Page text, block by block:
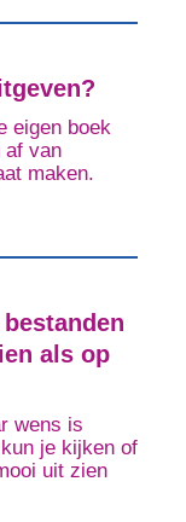
eigen boek
af van
maken.
als op
wens is
je kijken of
uit zien